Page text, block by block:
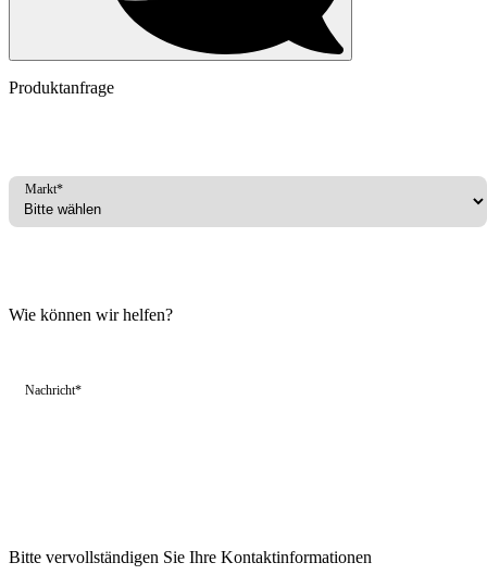
Produktanfrage
Markt*
Wie können wir helfen?
Nachricht*
Bitte vervollständigen Sie Ihre Kontaktinformationen